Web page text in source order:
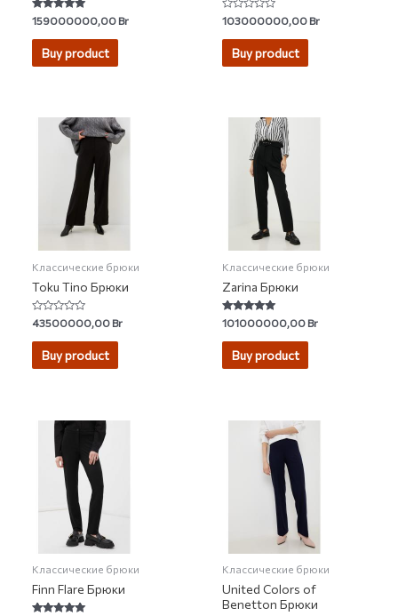
Rated
5.00
out of 5
159000000,00Br
Buy product
Rated
0
out
103000000,00Br
Buy product
Классические брюки
Toku Tino Брюки
Rated
0
out
43500000,00Br
Buy product
Классические брюки
Zarina Брюки
Rated
4.75
out of 5
101000000,00Br
Buy product
Классические брюки
Finn Flare Брюки
Классические брюки
United Colors of
Benetton Брюки